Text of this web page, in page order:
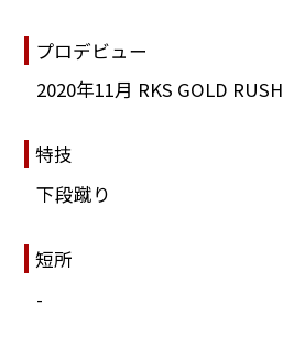
プロデビュー
2020年11月 RKS GOLD RUSH
特技
下段蹴り
短所
-